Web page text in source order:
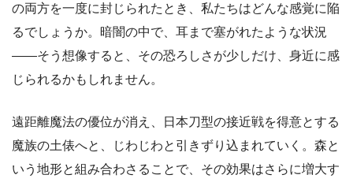
の両方を一度に封じられたとき、私たちはどんな感覚に陥
るでしょうか。暗闇の中で、耳まで塞がれたような状況
――そう想像すると、その恐ろしさが少しだけ、身近に感
じられるかもしれません。
遠距離魔法の優位が消え、日本刀型の接近戦を得意とする
魔族の土俵へと、じわじわと引きずり込まれていく。森と
いう地形と組み合わさることで、その効果はさらに増大す